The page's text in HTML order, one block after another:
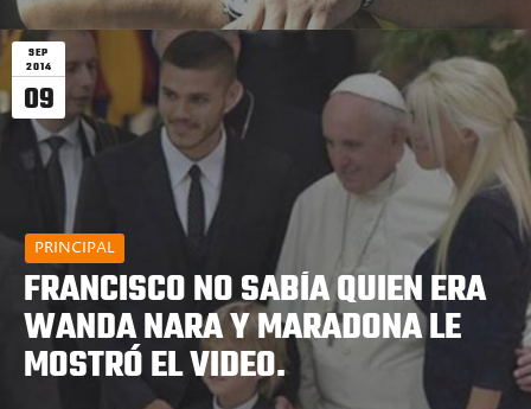
SEP
2014
09
PRINCIPAL
FRANCISCO NO SABÍA QUIEN ERA
WANDA NARA Y MARADONA LE
MOSTRÓ EL VIDEO.